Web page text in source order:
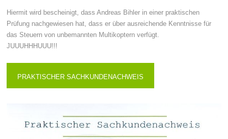
Hiermit wird bescheinigt, dass Andreas Bihler in einer praktischen
Prüfung nachgewiesen hat, dass er über ausreichende Kenntnisse für
das Steuern von unbemannten Multikoptern verfügt.
JUUUHHHUUU!!!
PRAKTISCHER SACHKUNDENACHWEIS